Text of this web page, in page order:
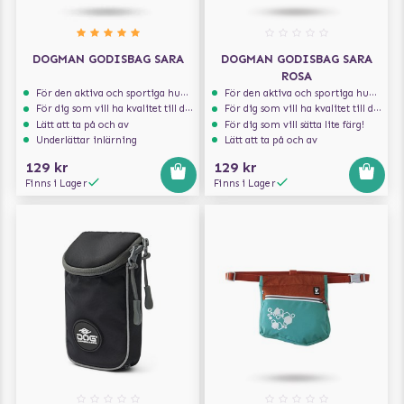
DOGMAN GODISBAG SARA
För den aktiva och sportiga hunden
För dig som vill ha kvalitet till din hund!
Lätt att ta på och av
Underlättar inlärning
129 kr
Finns i Lager
DOGMAN GODISBAG SARA
ROSA
För den aktiva och sportiga hunden
För dig som vill ha kvalitet till din hund!
För dig som vill sätta lite färg!
Lätt att ta på och av
129 kr
Finns i Lager